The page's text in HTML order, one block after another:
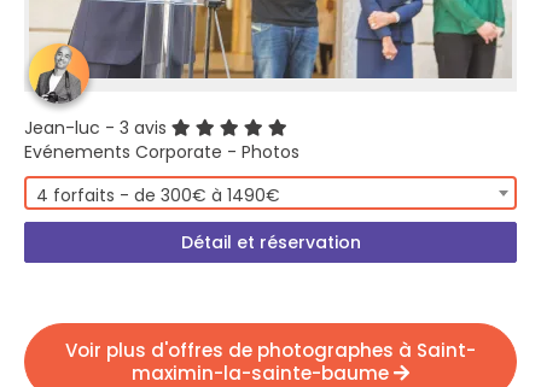
Jean-luc - 3 avis
Evénements Corporate - Photos
4 forfaits - de 300€ à 1490€
Détail et réservation
Voir plus d'offres de photographes à Saint-
maximin-la-sainte-baume